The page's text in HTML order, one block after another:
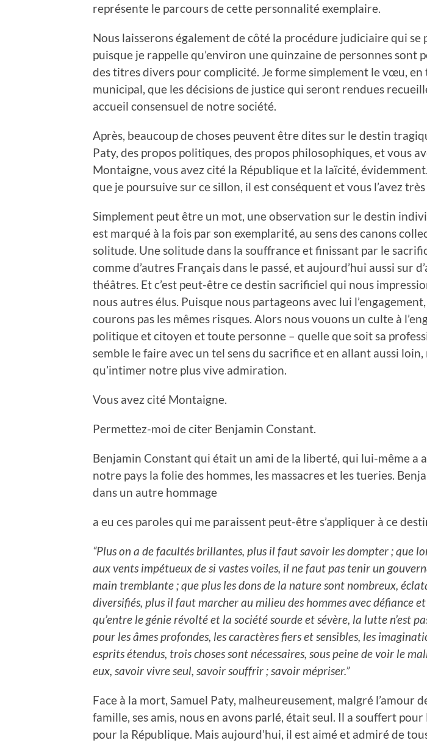
représente le parcours de cette personnalité exemplaire.
Nous laisserons également de côté la procédure judiciaire qui se
puisque je rappelle qu’environ une quinzaine de personnes sont
des titres divers pour complicité. Je forme simplement le vœu, en
municipal, que les décisions de justice qui seront rendues
accueil consensuel de notre société.
Après, beaucoup de choses peuvent être dites sur le destin
Paty, des propos politiques, des propos philosophiques, et vous
Montaigne, vous avez cité la République et la laïcité,
que je poursuive sur ce sillon, il est conséquent et vous l’avez
Simplement peut être un mot, une observation sur le destin
est marqué à la fois par son exemplarité, au sens des canons
solitude. Une solitude dans la souffrance et finissant par le
comme d’autres Français dans le passé, et aujourd’hui aussi sur
théâtres. Et c’est peut-être ce destin sacrificiel qui nous
nous autres élus. Puisque nous partageons avec lui
courons pas les mêmes risques. Alors nous vouons un culte à
politique et citoyen et toute personne – quelle que soit sa
semble le faire avec un tel sens du sacrifice et en allant aussi loin,
qu’intimer notre plus vive admiration.
Vous avez cité Montaigne.
Permettez-moi de citer Benjamin Constant.
Benjamin Constant qui était un ami de la liberté, qui lui-même a
notre pays la folie des hommes, les massacres et les tueries.
dans un autre hommage
a eu ces paroles qui me paraissent peut-être s’appliquer à ce
“Plus on a de facultés brillantes, plus il faut savoir les dompter ; que
aux vents impétueux de si vastes voiles, il ne faut pas tenir un
main tremblante ; que plus les dons de la nature sont nombreux,
diversifiés, plus il faut marcher au milieu des hommes avec défiance et
qu’entre le génie révolté et la société sourde et sévère, la lutte n’est
pour les âmes profondes, les caractères fiers et sensibles, les
esprits étendus, trois choses sont nécessaires, sous peine de voir le
eux, savoir vivre seul, savoir souffrir ; savoir mépriser.”
Face à la mort, Samuel Paty, malheureusement, malgré l’amour
famille, ses amis, nous en avons parlé, était seul. Il a souffert pour
pour la République. Mais aujourd’hui, il est aimé et admiré de